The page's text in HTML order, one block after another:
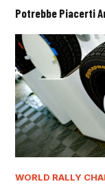
Potrebbe Piacerti
WORLD RALLY